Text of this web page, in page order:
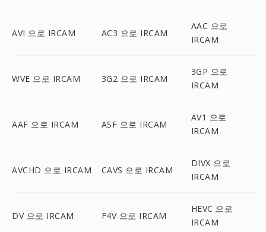
AVI 으로 IRCAM AC3 으로 IRCAM
AAC 으로
IRCAM
WVE 으로 IRCAM 3G2 으로 IRCAM
3GP 으로
IRCAM
AAF 으로 IRCAM ASF 으로 IRCAM
AV1 으로
IRCAM
AVCHD 으로 IRCAM CAVS 으로 IRCAM
DIVX 으로
IRCAM
DV 으로 IRCAM F4V 으로 IRCAM
HEVC 으로
IRCAM